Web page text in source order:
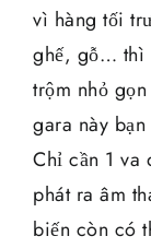
vì hàng tối
ghế, gỗ… thì
trộm nhỏ
gara này
Chỉ cần 1 va
phát ra âm
biến còn có